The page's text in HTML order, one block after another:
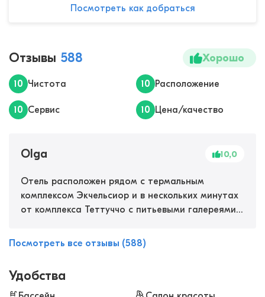
Посмотреть как добраться
Отзывы 588 Хорошо
10 Чистота 10 Расположение
10 Сервис 10 Цена/качество
Olga 10,0
Отель расположен рядом с термальным
комплексом Экчельсиор и в нескольких минутах
от комплекса Теттуччо с питьевыми галереями с
применяется при лечении ЖКТ и улучшает
обмен веществ. В самом отеле тоже есть спа-
делают процедуры для лица и тела, массаж,
обертывания. Отель понравился, удачно
Посмотреть все отзывы (588)
Удобства